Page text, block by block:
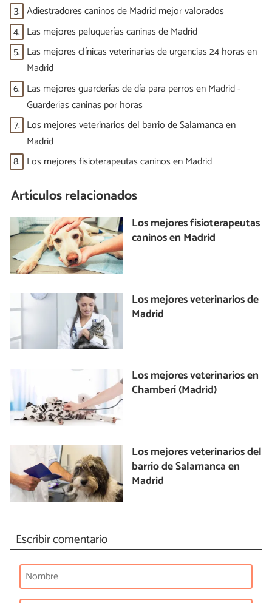
3. Adiestradores caninos de Madrid mejor valorados
4. Las mejores peluquerías caninas de Madrid
5. Las mejores clínicas veterinarias de urgencias 24 horas en
Madrid
6. Las mejores guarderías de día para perros en Madrid -
Guarderías caninas por horas
7. Los mejores veterinarios del barrio de Salamanca en
Madrid
8. Los mejores fisioterapeutas caninos en Madrid
Artículos relacionados
Los mejores fisioterapeutas
caninos en Madrid
Los mejores veterinarios de
Madrid
Los mejores veterinarios en
Chamberí (Madrid)
Los mejores veterinarios del
barrio de Salamanca en
Madrid
Escribir comentario